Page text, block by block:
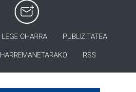
LEGE OHARRA PUBLIZITATEA
HARREMANETARAKO RSS